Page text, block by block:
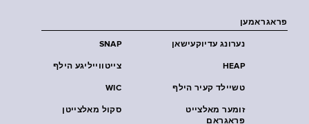
פראגראמען
SNAP נערונג עדיוקעישאן
צייטווייליגע הילף HEAP
WIC טשיילד קעיר הילף
סקול מאלצייטן
זומער מאלצייט
פראגראם